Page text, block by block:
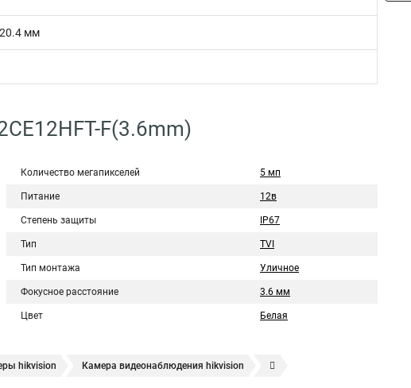
мм
F(3.6mm)
Количество мегапикселей 5 мп
Питание 12в
Степень защиты IP67
Тип TVI
Тип монтажа Уличное
Фокусное расстояние 3.6 мм
Цвет Белая
hikvision Камера видеонаблюдения hikvision